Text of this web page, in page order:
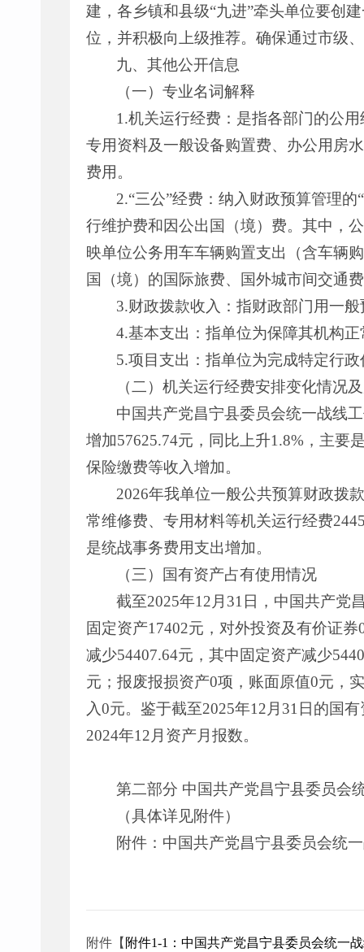
建，各乡镇和县级“九进”牵头单位要创
位，并积极向上级推荐。确保通过市级
九、其他公开信息
（一）专业名词解释
1.机关运行经费：是指各部门的公
专用资料及一般设备购置费、办公用房
费用。
2.“三公”经费：纳入财政预算管理
行维护费和因公出国（境）费。其中，
映单位公务用车车辆购置支出（含车辆
国（境）的国际旅费、国外城市间交通
3.财政拨款收入：指财政部门用一
4.基本支出：指单位为保障其机构
5.项目支出：指单位为完成特定行
（二）机关运行经费安排变化情况
中国共产党昌宁县委员会统一战线
增加57625.74元，同比上升1.8%，主要
保险缴费等收入增加。
2026年我单位一般公共预算财政拨
常维修费、专用材料等机关运行经费
是统战事务费用支出增加。
（三）国有资产占有使用情况
截至2025年12月31日，中国共产党
固定资产17402元，对外投资及有价证
减少54407.64元，其中固定资产减少
元；报废报损资产0项，账面原值0元，
入0元。鉴于截至2025年12月31日的国
2024年12月资产月报数。
第二部分 中国共产党昌宁县委员会
（具体详见附件）
附件：中国共产党昌宁县委员会统
附件【 附件1-1：中国共产党昌宁县委员会统一